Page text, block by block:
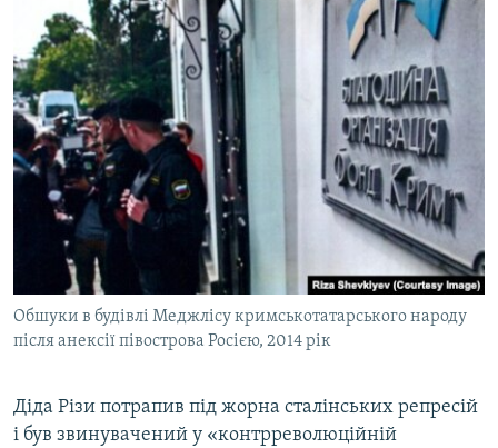
Обшуки в будівлі Меджлісу кримськотатарського народу
після анексії півострова Росією, 2014 рік
Діда Різи потрапив під жорна сталінських репресій
і був звинувачений у «контрреволюційній